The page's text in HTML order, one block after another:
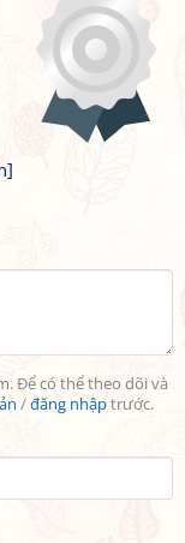
Để có thể theo dõi và
/đăng nhậptrước.